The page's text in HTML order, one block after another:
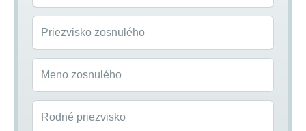
Priezvisko zosnulého
Meno zosnulého
Rodné priezvisko